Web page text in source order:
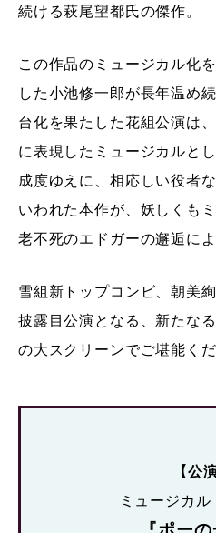
続ける萩尾望都氏の傑作。
この作品のミュージカル化
した小池修一郎が長年温め
台化を果たした花組公演は
に表現したミュージカルと
成度ゆえに、相応しい役者
いわれた本作が、妖しくも
老不死のエドガーの邂逅によ
雪組新トップコンビ、朝美
披露目公演となる、新たな
の大スクリーンでご堪能くだ
【公
ミュージカル